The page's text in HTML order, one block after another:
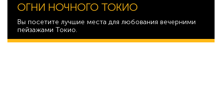
ОГНИ НОЧНОГО ТОКИО
Вы посетите лучшие места для любования вечерними
пейзажами Токио.